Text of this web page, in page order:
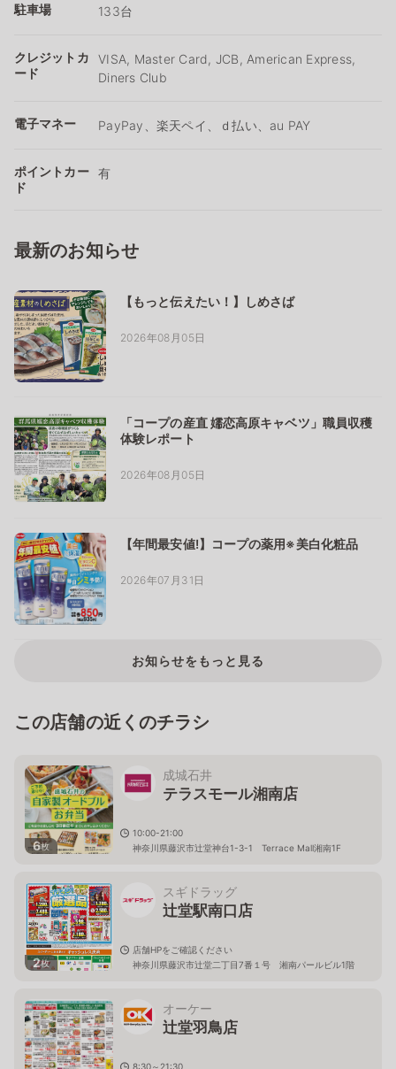
駐車場 133台
クレジットカ
ード
VISA, Master Card, JCB, American Express,
Diners Club
電子マネー PayPay、楽天ペイ、ｄ払い、au PAY
ポイントカー
ド
有
最新のお知らせ
【もっと伝えたい！】しめさば
2026年08月05日
「コープの産直 嬬恋高原キャベツ」職員収穫
体験レポート
2026年08月05日
【年間最安値!】コープの薬用※美白化粧品
2026年07月31日
お知らせをもっと見る
この店舗の近くのチラシ
6枚
成城石井
テラスモール湘南店
10:00-21:00
神奈川県藤沢市辻堂神台1-3-1 Terrace Mall湘南1F
2枚
スギドラッグ
辻堂駅南口店
店舗HPをご確認ください
神奈川県藤沢市辻堂二丁目7番１号 湘南パールビル1階
オーケー
辻堂羽鳥店
8:30～21:30